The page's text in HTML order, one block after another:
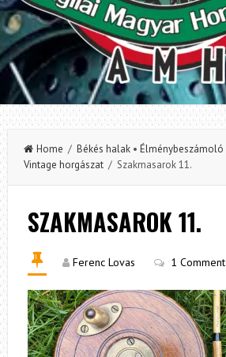
Home / Békés halak• Élménybeszámoló
Vintage horgászat/ Szakmasarok 11.
SZAKMASAROK 11.
Ferenc Lovas 1 Comment